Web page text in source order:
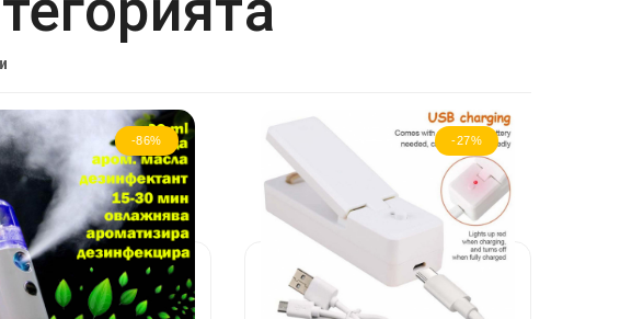
-86% -27%